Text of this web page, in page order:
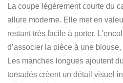
La coupe légèrement courte du
allure moderne. Elle met en
restant très facile à porter.
d’associer la pièce à une
Les manches longues ajoutent
torsadés créent un détail visuel